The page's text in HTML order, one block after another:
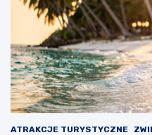
ATRAKCJE TURYSTYCZNE